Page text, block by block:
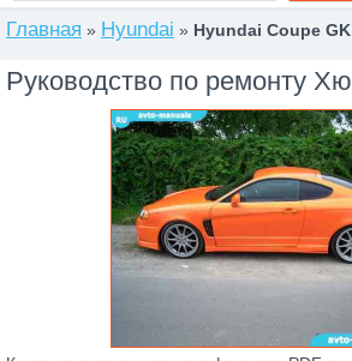
Главная » Hyundai » Hyundai Coupe GK
Руководство по ремонту